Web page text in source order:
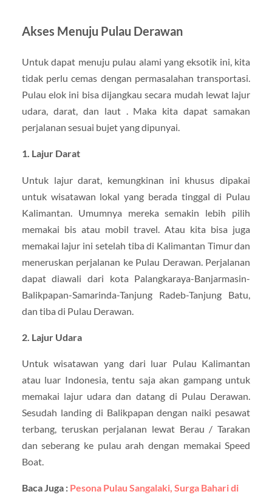
Akses Menuju Pulau Derawan
Untuk dapat menuju pulau alami yang eksotik ini, kita
tidak perlu cemas dengan permasalahan transportasi.
Pulau elok ini bisa dijangkau secara mudah lewat lajur
udara, darat, dan laut . Maka kita dapat samakan
perjalanan sesuai bujet yang dipunyai.
1. Lajur Darat
Untuk lajur darat, kemungkinan ini khusus dipakai
untuk wisatawan lokal yang berada tinggal di Pulau
Kalimantan. Umumnya mereka semakin lebih pilih
memakai bis atau mobil travel. Atau kita bisa juga
memakai lajur ini setelah tiba di Kalimantan Timur dan
meneruskan perjalanan ke Pulau Derawan. Perjalanan
dapat diawali dari kota Palangkaraya-Banjarmasin-
Balikpapan-Samarinda-Tanjung Radeb-Tanjung Batu,
dan tiba di Pulau Derawan.
2. Lajur Udara
Untuk wisatawan yang dari luar Pulau Kalimantan
atau luar Indonesia, tentu saja akan gampang untuk
memakai lajur udara dan datang di Pulau Derawan.
Sesudah landing di Balikpapan dengan naiki pesawat
terbang, teruskan perjalanan lewat Berau / Tarakan
dan seberang ke pulau arah dengan memakai Speed
Boat.
Baca Juga : Pesona Pulau Sangalaki, Surga Bahari di